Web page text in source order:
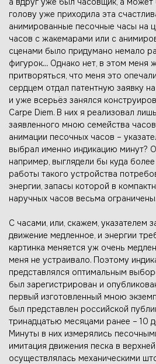
голову уже приходила эта
анимированные песочные часы на
часов с жакемарами или с
сценами было придумано немало
фигурок… Однако нет, в этом меня
притворяться, что меня это
сердцем отдал патентную заявку
и уже всерьёз занялся
Carpe Diem. В них я реализовал
заявленного мною семейства
анимации песочных часов –
выбрал именно индикацию минут?
например, выглядели бы куда
работы такого устройства
энергии, запасы которой в
наручных часов весьма ограничены.
С часами, или, скажем, указателем
движение медленное, и энергии
картинка меняется уж очень
меня не устраивало. Поэтому
представлялся оптимальным
был зарегистрирован и
первый изготовленный мною
был представлен российской
тринадцатью месяцами ранее – 10
Минуты в них измерялись
имитация движения песка в
осуществлялась механическими